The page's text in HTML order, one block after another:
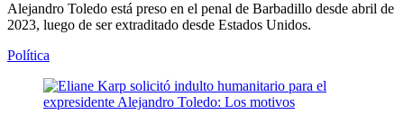
Alejandro Toledo está preso en el penal de Barbadillo desde abril de
2023, luego de ser extraditado desde Estados Unidos.
Política